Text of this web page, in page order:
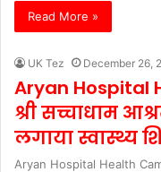
Read More »
UK Tez December 26,
Aryan
श्री सच्चाधाम
लगाया स्वास्थ्य
Aryan Hospital Health Camp